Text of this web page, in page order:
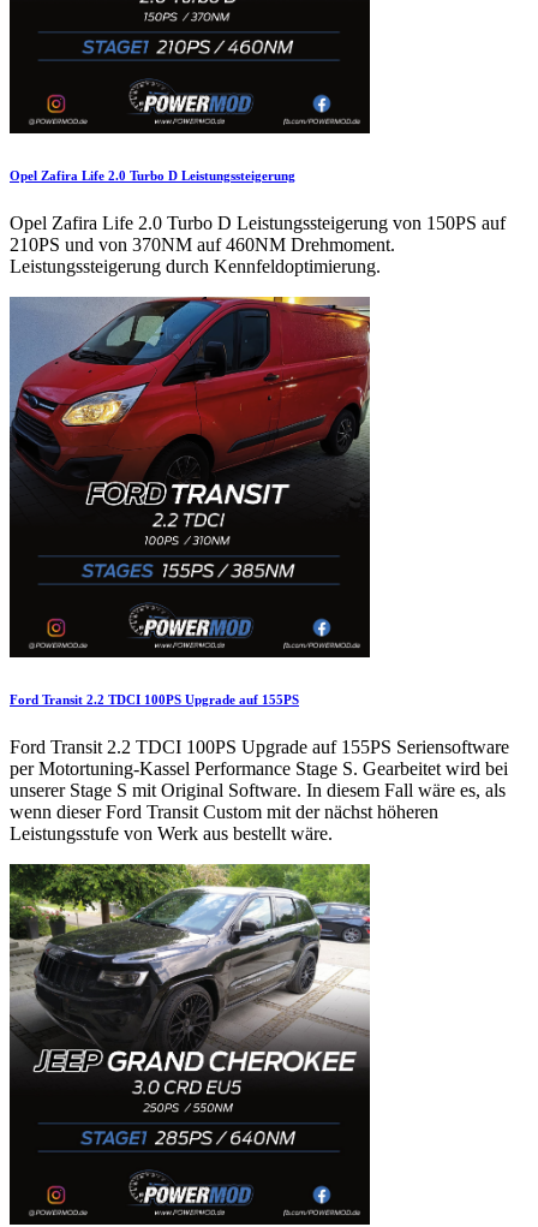
Opel Zafira Life 2.0 Turbo D Leistungssteigerung
Opel Zafira Life 2.0 Turbo D Leistungssteigerung von 150PS auf
210PS und von 370NM auf 460NM Drehmoment.
Leistungssteigerung durch Kennfeldoptimierung.
Ford Transit 2.2 TDCI 100PS Upgrade auf 155PS
Ford Transit 2.2 TDCI 100PS Upgrade auf 155PS Seriensoftware
per Motortuning-Kassel Performance Stage S. Gearbeitet wird bei
unserer Stage S mit Original Software. In diesem Fall wäre es, als
wenn dieser Ford Transit Custom mit der nächst höheren
Leistungsstufe von Werk aus bestellt wäre.